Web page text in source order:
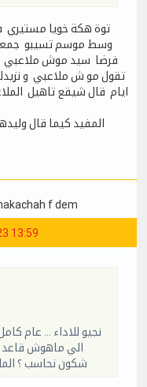
توة هكة خويا مستيري
وسط موسم تسيبو
فرضا سيد موش ملاعبي
تقول مو ش ملاعبي و
ايام قال شيقع تاهيل
المفيد كيما قال
f dem
13:59
نجيو للاداء … عام
الي ماهوش قاعد
شكون نحاسب ؟